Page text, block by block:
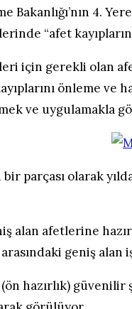
Bakanlığı’nın 4.
“afet
için gerekli olan
önleme ve
ve uygulamakla
parçası olarak
alan afetlerine
geniş
hazırlık)